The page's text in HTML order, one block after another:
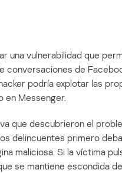
una vulnerabilidad que
conversaciones de
podría explotar las
en Messenger.
que descubrieron el
delincuentes primero
maliciosa. Si la víctima
se mantiene escondida